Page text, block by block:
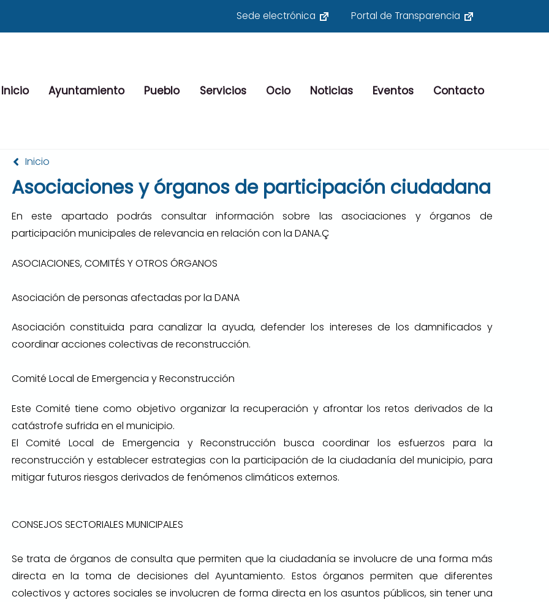
Sede electrónica Portal de Transparencia
Inicio Ayuntamiento Pueblo Servicios Ocio Noticias Eventos Contacto
Inicio
Asociaciones y órganos de participación ciudadana
En este apartado podrás consultar información sobre las asociaciones y órganos de
participación municipales de relevancia en relación con la DANA.Ç
ASOCIACIONES, COMITÉS Y OTROS ÓRGANOS
Asociación de personas afectadas por la DANA
Asociación constituida para canalizar la ayuda, defender los intereses de los damnificados y
coordinar acciones colectivas de reconstrucción.
Comité Local de Emergencia y Reconstrucción
Este Comité tiene como objetivo organizar la recuperación y afrontar los retos derivados de la
catástrofe sufrida en el municipio.
El Comité Local de Emergencia y Reconstrucción busca coordinar los esfuerzos para la
reconstrucción y establecer estrategias con la participación de la ciudadanía del municipio, para
mitigar futuros riesgos derivados de fenómenos climáticos externos.
CONSEJOS SECTORIALES MUNICIPALES
Se trata de órganos de consulta que permiten que la ciudadanía se involucre de una forma más
directa en la toma de decisiones del Ayuntamiento. Estos órganos permiten que diferentes
colectivos y actores sociales se involucren de forma directa en los asuntos públicos, sin tener una